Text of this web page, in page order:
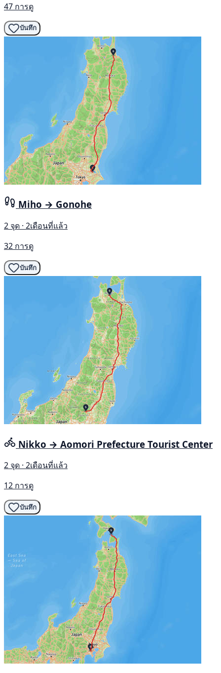
47 การดู
บันทึก
Miho → Gonohe
2 จุด · 2เดือนที่แล้ว
32 การดู
บันทึก
Nikko → Aomori Prefecture Tourist Center
2 จุด · 2เดือนที่แล้ว
12 การดู
บันทึก